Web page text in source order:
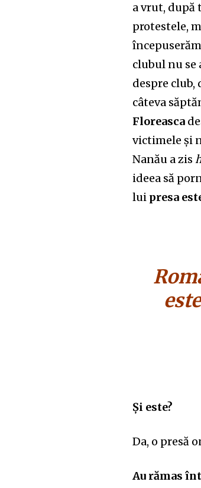
a vrut, după
protestele,
clubul nu se
despre
câteva
Floreasca
victimele și
Nanău a zis
ideea să
lui presa
Și este?
Da, o presă
Au rămas